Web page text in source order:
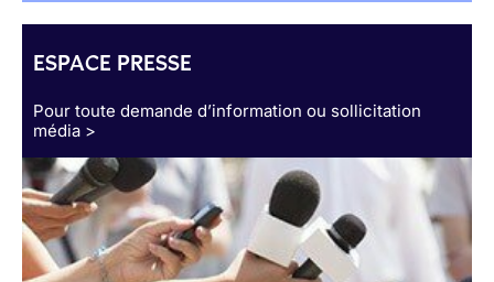
ESPACE PRESSE
Pour toute demande d’information ou sollicitation
média >